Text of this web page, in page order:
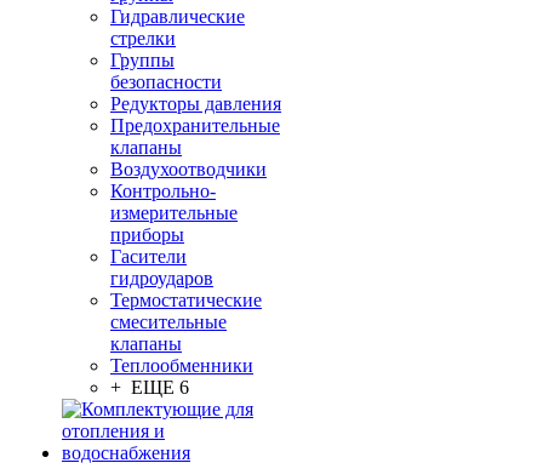
Гидравлические
стрелки
Группы
безопасности
Редукторы давления
Предохранительные
клапаны
Воздухоотводчики
Контрольно-
измерительные
приборы
Гасители
гидроударов
Термостатические
смесительные
клапаны
Теплообменники
+ ЕЩЕ 6